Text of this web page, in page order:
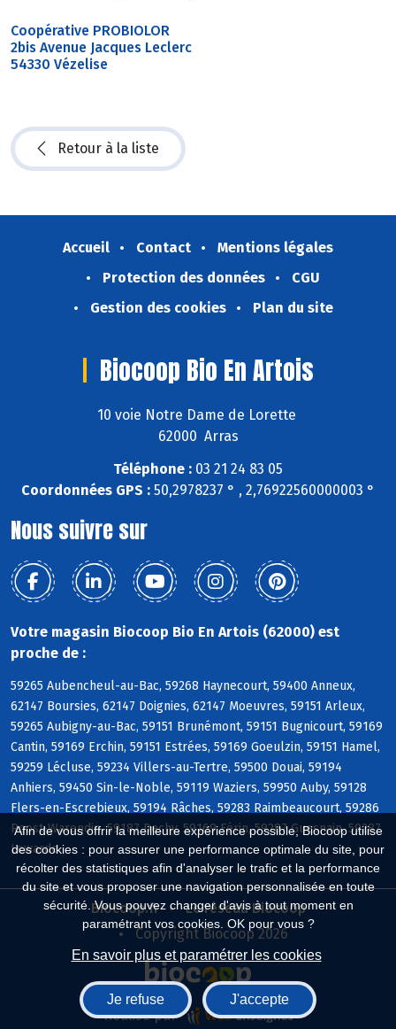
Afin de vous offrir la meilleure expérience possible, Biocoop utilise
des cookies : pour assurer une performance optimale du site, pour
récolter des statistiques afin d'analyser le trafic et la performance
du site et vous proposer une navigation personnalisée en toute
sécurité. Vous pouvez changer d'avis à tout moment en
paramétrant vos cookies. OK pour vous ?
En savoir plus et paramétrer les cookies
Je refuse J'accepte
Coopérative PROBIOLOR
2bis Avenue Jacques Leclerc
54330 Vézelise
Retour à la liste
Accueil Contact
Mentions légales
Protection des données
CGU
Gestion des cookies
Plan du site
Biocoop Bio En Artois
10 voie Notre Dame de Lorette
62000 Arras
Téléphone : 03 21 24 83 05
Coordonnées GPS : 50,2978237 ° , 2,76922560000003 °
Nous suivre sur
Votre magasin Biocoop Bio En Artois (62000) est
proche de :
59265 Aubencheul-au-Bac, 59268 Haynecourt, 59400 Anneux,
62147 Boursies, 62147 Doignies, 62147 Moeuvres, 59151 Arleux,
59265 Aubigny-au-Bac, 59151 Brunémont, 59151 Bugnicourt, 59169
Cantin, 59169 Erchin, 59151 Estrées, 59169 Goeulzin, 59151 Hamel,
59259 Lécluse, 59234 Villers-au-Tertre, 59500 Douai, 59194
Anhiers, 59450 Sin-le-Noble, 59119 Waziers, 59950 Auby, 59128
Flers-en-Escrebieux, 59194 Râches, 59283 Raimbeaucourt, 59286
Roost-Warendin, 59187 Dechy, 59169 Férin, 59287 Guesnain, 59287
Lewarde
Biocoop.fr
Le réseau Biocoop
Copyright Biocoop 2026
Réalisé par